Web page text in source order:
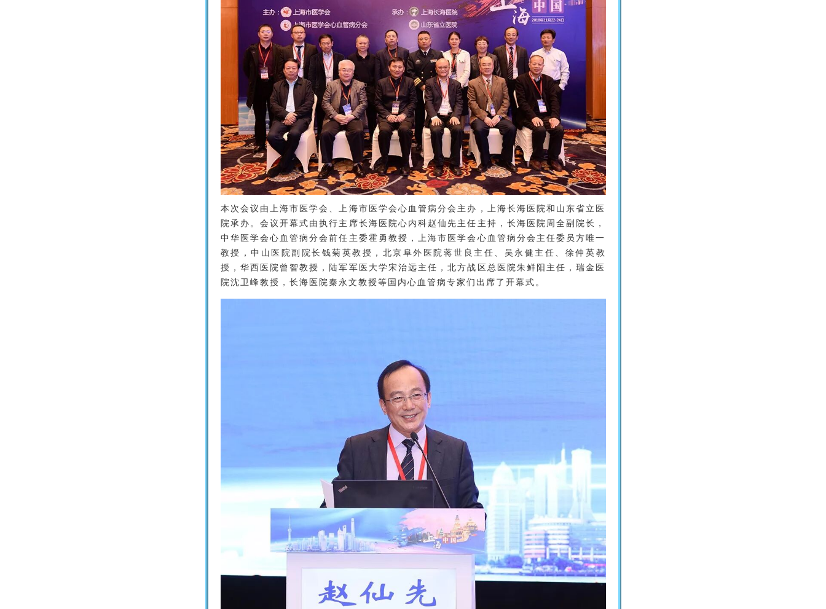
本次会议由上海市医学会、上海市医学会心血管病分会主办，上海长海医院和山东省立医
院承办。会议开幕式由执行主席长海医院心内科赵仙先主任主持，长海医院周全副院长，
中华医学会心血管病分会前任主委霍勇教授，上海市医学会心血管病分会主任委员方唯一
教授，中山医院副院长钱菊英教授，北京阜外医院蒋世良主任、吴永健主任、徐仲英教
授，华西医院曾智教授，陆军军医大学宋治远主任，北方战区总医院朱鲜阳主任，瑞金医
院沈卫峰教授，长海医院秦永文教授等国内心血管病专家们出席了开幕式。